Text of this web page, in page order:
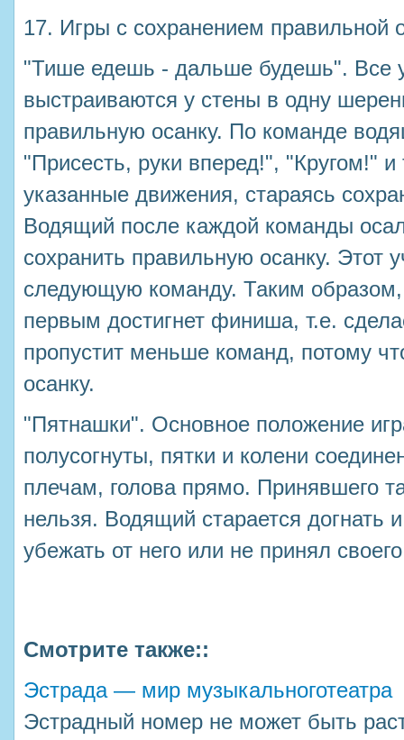
17. Игры с сохранением правильной
"Тише едешь - дальше будешь". Все
выстраиваются у стены в одну
правильную осанку. По команде
"Присесть, руки вперед!", "Кругом!"
указанные движения, стараясь
Водящий после каждой команды
сохранить правильную осанку. Этот
следующую команду. Таким образом,
первым достигнет финиша, т.е.
пропустит меньше команд, потому
осанку.
"Пятнашки". Основное положение
полусогнуты, пятки и колени
плечам, голова прямо. Принявшего
нельзя. Водящий старается догнать
убежать от него или не принял
Смотрите также::
Эстрада — мир музыкальноготеатра
Эстрадный номер не может быть